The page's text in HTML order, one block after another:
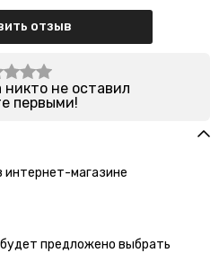
отзыв
никто не оставил
первыми!
интернет-магазине
предложено выбрать